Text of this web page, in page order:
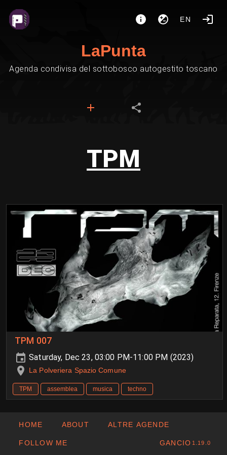
EN
LaPunta
Agenda condivisa del sottobosco autogestito toscano
TPM
TPM 007
Saturday, Dec 23, 03:00 PM-11:00 PM (2023)
La Polveriera Spazio Comune
TPM assemblea musica techno
HOME ABOUT ALTRE AGENDE
FOLLOW ME GANCIO 1.19.0